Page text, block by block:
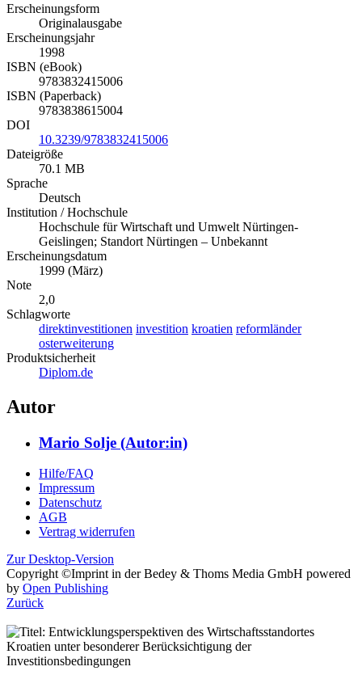
Erscheinungsjahr
1998
ISBN (eBook)
9783832415006
ISBN (Paperback)
9783838615004
DOI
10.3239/9783832415006
Dateigröße
70.1 MB
Sprache
Deutsch
Institution / Hochschule
Hochschule für Wirtschaft und Umwelt Nürtingen-
Geislingen; Standort Nürtingen – Unbekannt
Erscheinungsdatum
1999 (März)
Note
2,0
Schlagworte
direktinvestitionen
osterweiterung
Produktsicherheit
Diplom.de
Autor
Mario Solje (Autor:in)
Hilfe/FAQ
Datenschutz
AGB
Vertrag widerrufen
Zur Desktop-Version
byOpen Publishing
Zurück